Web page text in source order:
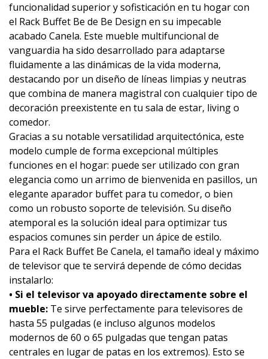
funcionalidad superior y sofisticación en tu hogar con
el Rack Buffet Be de Be Design en su impecable
acabado Canela. Este mueble multifuncional de
vanguardia ha sido desarrollado para adaptarse
fluidamente a las dinámicas de la vida moderna,
destacando por un diseño de líneas limpias y neutras
que combina de manera magistral con cualquier tipo de
decoración preexistente en tu sala de estar, living o
comedor.
Gracias a su notable versatilidad arquitectónica, este
modelo cumple de forma excepcional múltiples
funciones en el hogar: puede ser utilizado con gran
elegancia como un arrimo de bienvenida en pasillos, un
elegante aparador buffet para tu comedor, o bien
como un robusto soporte de televisión. Su diseño
atemporal es la solución ideal para optimizar tus
espacios comunes sin perder un ápice de estilo.
Para el Rack Buffet Be Canela, el tamaño ideal y máximo
de televisor que te servirá depende de cómo decidas
instalarlo:
• Si el televisor va apoyado directamente sobre el
mueble: Te sirve perfectamente para televisores de
hasta 55 pulgadas (e incluso algunos modelos
modernos de 60 o 65 pulgadas que tengan patas
centrales en lugar de patas en los extremos). Esto se